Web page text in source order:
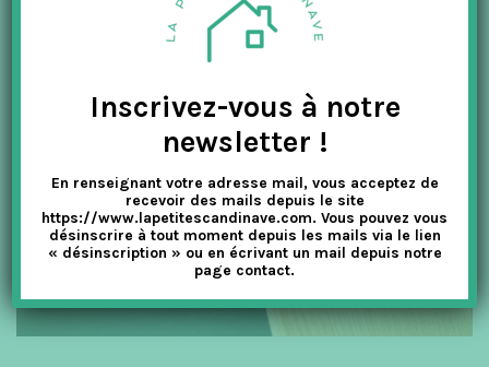
Inscrivez-vous à notre
newsletter !
En renseignant votre adresse mail, vous acceptez de
recevoir des mails depuis le site
https://www.lapetitescandinave.com. Vous pouvez vous
désinscrire à tout moment depuis les mails via le lien
« désinscription » ou en écrivant un mail depuis notre
page contact.